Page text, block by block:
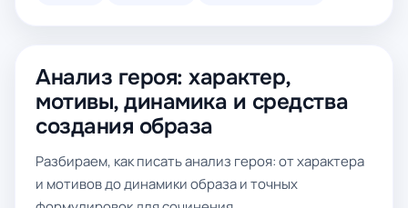
Анализ героя: характер,
мотивы, динамика и средства
создания образа
Разбираем, как писать анализ героя: от характера
и мотивов до динамики образа и точных